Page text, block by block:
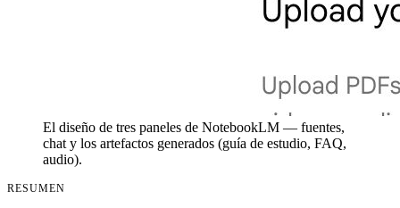
El diseño de tres paneles de NotebookLM — fuentes,
chat y los artefactos generados (guía de estudio, FAQ,
audio).
RESUMEN